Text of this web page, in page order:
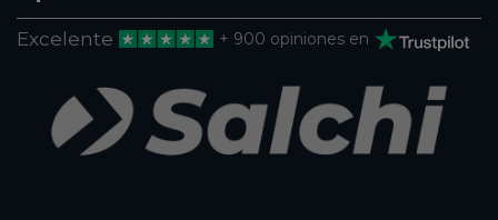
Excelente + 900 opiniones en